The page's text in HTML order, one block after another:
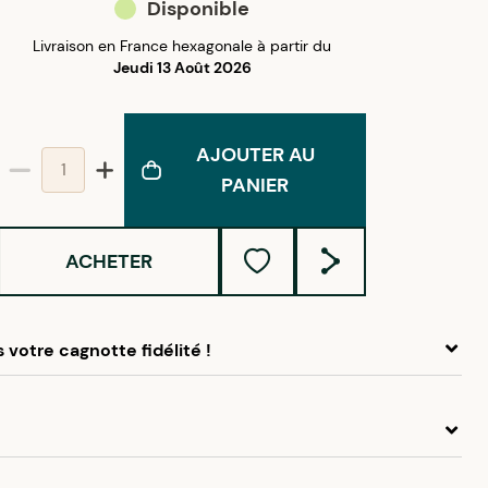
Disponible
Livraison en France hexagonale à partir du
Jeudi 13 Août 2026
AJOUTER AU
PANIER
ACHETER
votre cagnotte fidélité !
Créolissime : Créez un compte client et cumulez